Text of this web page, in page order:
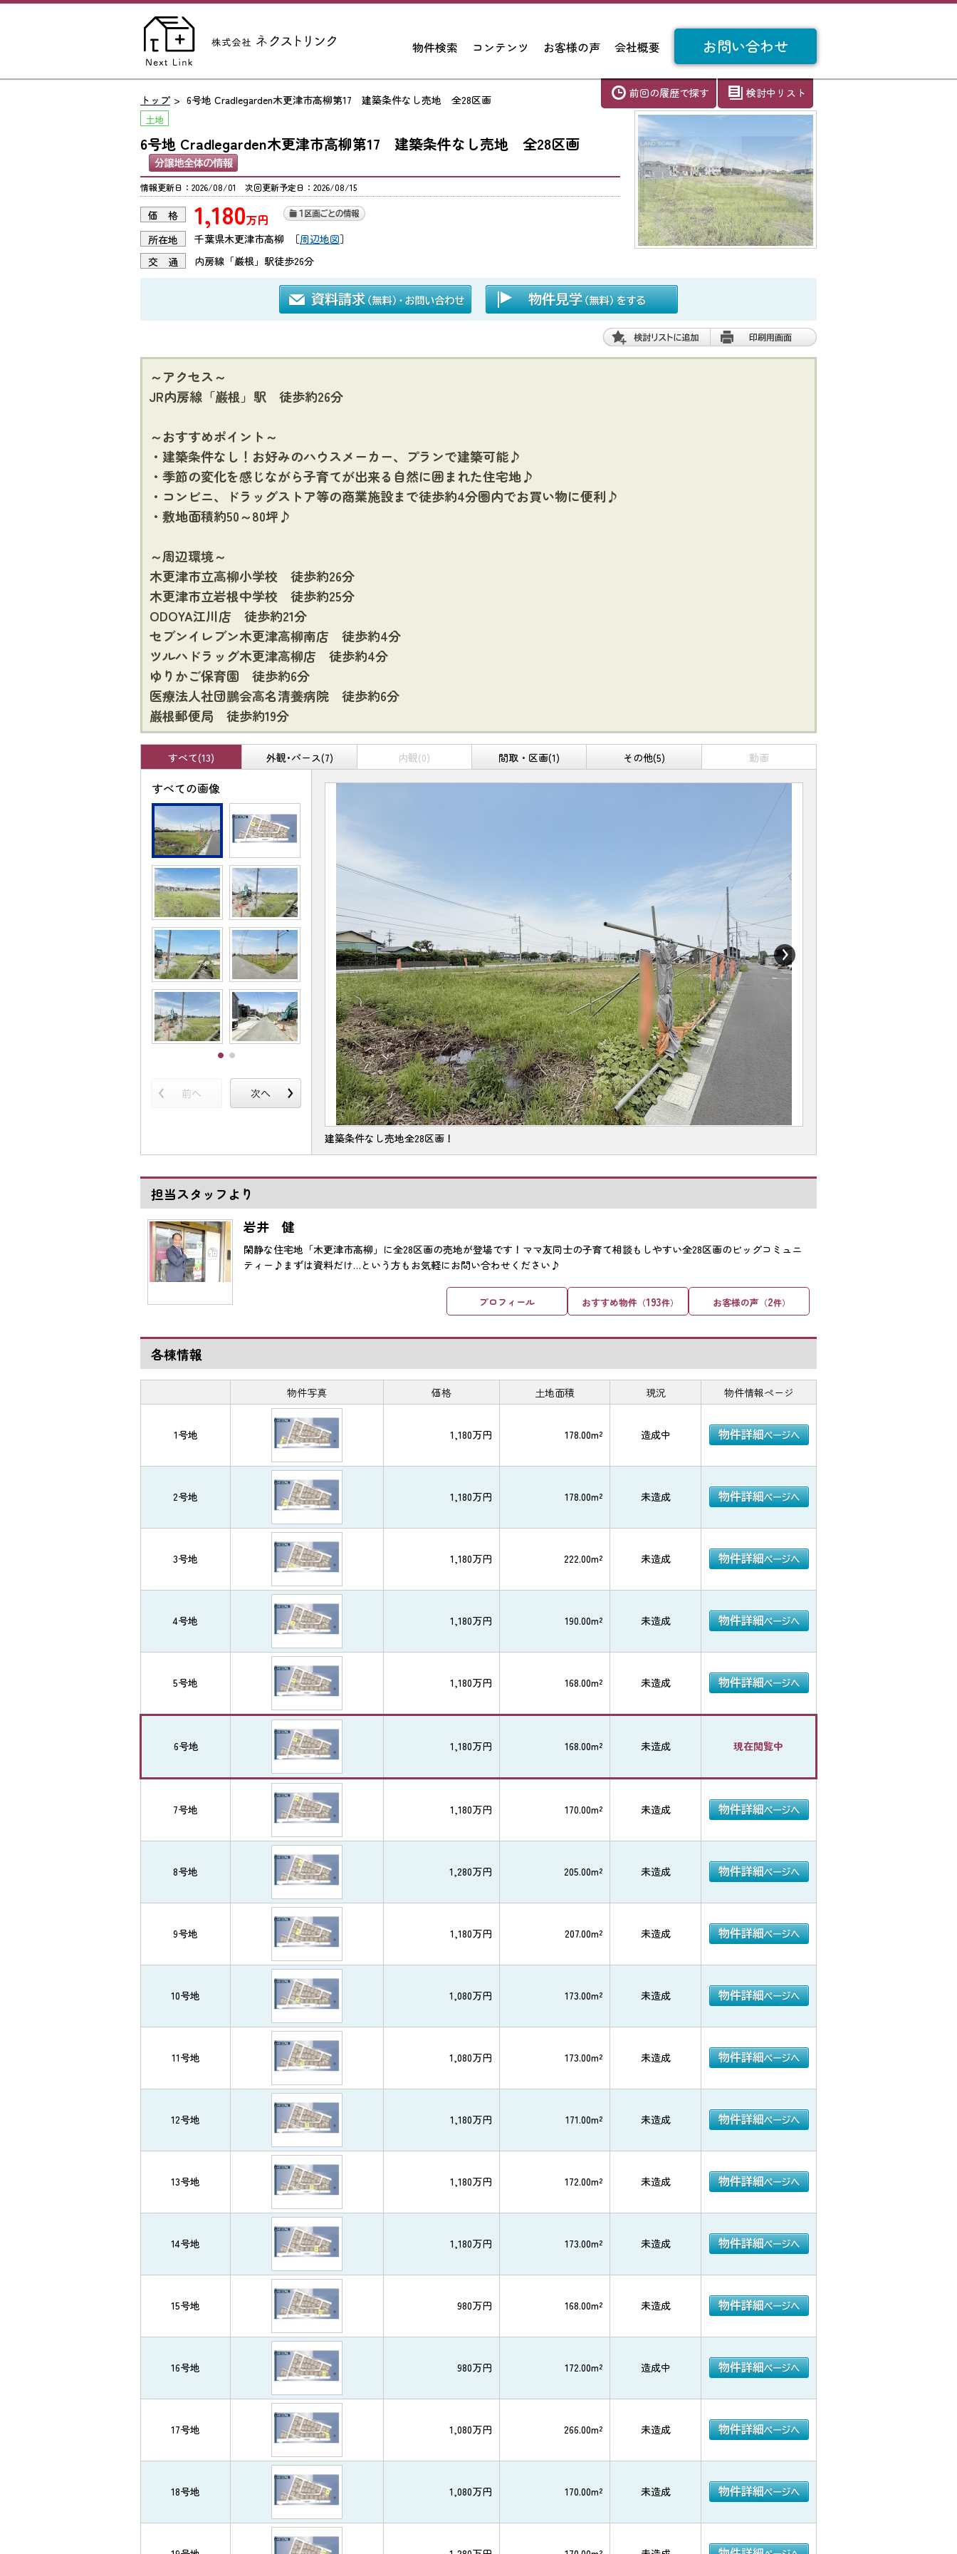
物件検索 コンテンツ お客様の声 会社概要 お問い合わせ
前回の履歴で探す 検討中リスト
トップ 6号地 Cradlegarden木更津市高柳第17 建築条件なし売地 全28区画
土地
6号地 Cradlegarden木更津市高柳第17 建築条件なし売地 全28区画
情報更新日：2026/08/01 次回更新予定日：2026/08/15
価 格 1,180万円
所在地 千葉県木更津市高柳 ［周辺地図］
交 通
内房線「巌根」駅徒歩26分
～アクセス～
JR内房線「巌根」駅 徒歩約26分
～おすすめポイント～
・建築条件なし！お好みのハウスメーカー、プランで建築可能♪
・季節の変化を感じながら子育てが出来る自然に囲まれた住宅地♪
・コンビニ、ドラッグストア等の商業施設まで徒歩約4分圏内でお買い物に便利♪
・敷地面積約50～80坪♪
～周辺環境～
木更津市立高柳小学校 徒歩約26分
木更津市立岩根中学校 徒歩約25分
ODOYA江川店 徒歩約21分
セブンイレブン木更津高柳南店 徒歩約4分
ツルハドラッグ木更津高柳店 徒歩約4分
ゆりかご保育園 徒歩約6分
医療法人社団鵬会高名清養病院 徒歩約6分
巌根郵便局 徒歩約19分
すべて(13) 外観･パース(7) 内観(0) 間取・区画(1) その他(5) 動画
すべての画像
建築条件なし売地全28区画！
担当スタッフより
岩井 健
閑静な住宅地「木更津市高柳」に全28区画の売地が登場です！ママ友同士の子育て相談もしやすい全28区画のビッグコミュニ
ティー♪まずは資料だけ…という方もお気軽にお問い合わせください♪
プロフィール おすすめ物件 （193件） お客様の声 （2件）
各棟情報
物件写真 価格 土地面積 現況 物件情報ページ
1号地 1,180万円 178.00m² 造成中
2号地 1,180万円 178.00m² 未造成
3号地 1,180万円 222.00m² 未造成
4号地 1,180万円 190.00m² 未造成
5号地 1,180万円 168.00m² 未造成
6号地 1,180万円 168.00m² 未造成 現在閲覧中
7号地 1,180万円 170.00m² 未造成
8号地 1,280万円 205.00m² 未造成
9号地 1,180万円 207.00m² 未造成
10号地 1,080万円 173.00m² 未造成
11号地 1,080万円 173.00m² 未造成
12号地 1,180万円 171.00m² 未造成
13号地 1,180万円 172.00m² 未造成
14号地 1,180万円 173.00m² 未造成
15号地 980万円 168.00m² 未造成
16号地 980万円 172.00m² 造成中
17号地 1,080万円 266.00m² 未造成
18号地 1,080万円 170.00m² 未造成